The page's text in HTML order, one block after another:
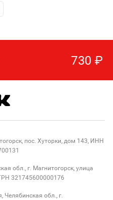
730 ₽
пос. Хуторки, дом 143, ИНН
обл., г. Магнитогорск, улица
321745600000176
Челябинская обл., г.